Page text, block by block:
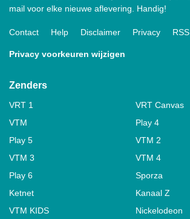
mail voor elke nieuwe aflevering. Handig!
Contact Help Disclaimer Privacy RSS
Privacy voorkeuren wijzigen
Zenders
VRT 1
VRT Canvas
VTM
Play 4
Play 5
VTM 2
VTM 3
VTM 4
Play 6
Sporza
Ketnet
Kanaal Z
VTM KIDS
Nickelodeon